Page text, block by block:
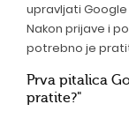
upravljati
Nakon prijave i
potrebno je
Prva pitalica
pratite?"